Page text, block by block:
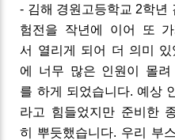
- 김해 경원고등학교 2학년
험전을
작년에 이어 또 가
서
열리게 되어 더 의미 있
에
너무 많은 인원이 몰려
를 하게 되었습니다. 예상
라고
힘들었지만 준비한
히
뿌듯했습니다. 우리 부스